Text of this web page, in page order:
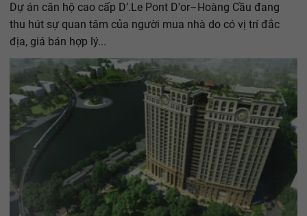
Dự án căn hộ cao cấp D’.Le Pont D'or–Hoàng Cầu đang
thu hút sự quan tâm của người mua nhà do có vị trí đắc
địa, giá bán hợp lý...